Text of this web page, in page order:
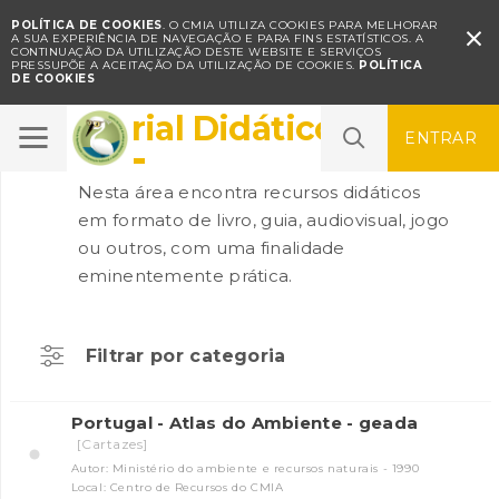
POLÍTICA DE COOKIES. O CMIA UTILIZA COOKIES PARA MELHORAR
A SUA EXPERIÊNCIA DE NAVEGAÇÃO E PARA FINS ESTATÍSTICOS. A
CONTINUAÇÃO DA UTILIZAÇÃO DESTE WEBSITE E SERVIÇOS
PRESSUPÕE A ACEITAÇÃO DA UTILIZAÇÃO DE COOKIES. POLÍTICA
DE COOKIES

ENTRAR
Material Didático
Nesta área encontra recursos didáticos
em formato de livro, guia, audiovisual, jogo
ou outros, com uma finalidade
eminentemente prática.
Filtrar por categoria
Portugal - Atlas do Ambiente - geada
[Cartazes]
Autor: Ministério do ambiente e recursos naturais - 1990
Local: Centro de Recursos do CMIA